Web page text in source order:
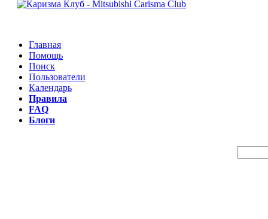
Главная
Помощь
Поиск
Пользователи
Календарь
Правила
FAQ
Блоги